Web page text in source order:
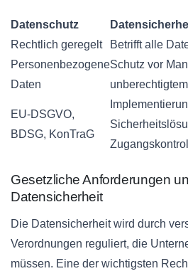
Datenschutz
Rechtlich geregelt
Betrifft alle
Personenbezogene
Daten
Schutz vor
EU-DSGVO,
BDSG, KonTraG
Gesetzliche Anforderungen
Datensicherheit
Die Datensicherheit wird durch
Verordnungen reguliert, die
müssen. Eine der wichtigsten